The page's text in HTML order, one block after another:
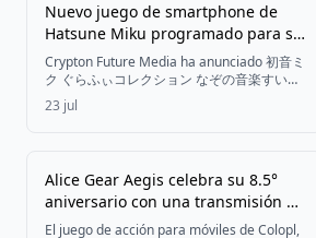
batalla a través de una campaña de sellos
que se extenderá hasta el 19 de agosto.
Nuevo juego de smartphone de
Hatsune Miku programado para su
lanzamiento en otoño de 2026
Crypton Future Media ha anunciado 初音ミ
ク ぐらふぃコレクション なぞの音楽すい星
Re:Merge, un nuevo juego para
smartphone que cuenta con Hatsune Miku
"Magical Mirai 2026" este verano.
23 jul
Alice Gear Aegis celebra su 8.5°
aniversario con una transmisión en
vivo y actualizaciones dentro del
El juego de acción para móviles de Colopl,